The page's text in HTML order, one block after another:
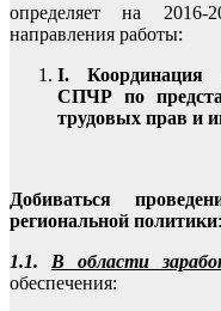
определяет на
направления работы:
I. Координация
СПЧР по
трудовых прав и
Добиваться
региональной политики:
1.1. В области
обеспечения: